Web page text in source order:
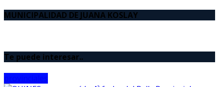
MUNICIPALIDAD DE JUANA KOSLAY
Te puede interesar..